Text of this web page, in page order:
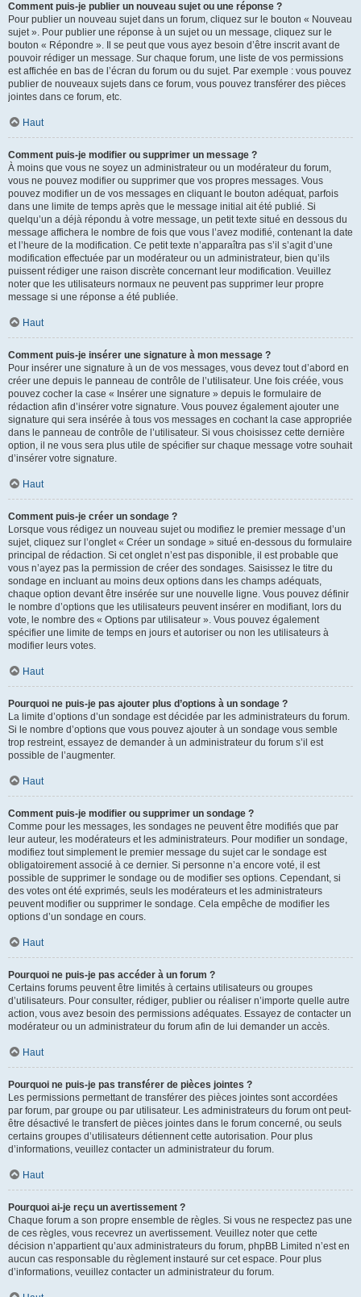
Comment puis-je publier un nouveau sujet ou une réponse ?
Pour publier un nouveau sujet dans un forum, cliquez sur le bouton « Nouveau
sujet ». Pour publier une réponse à un sujet ou un message, cliquez sur le
bouton « Répondre ». Il se peut que vous ayez besoin d’être inscrit avant de
pouvoir rédiger un message. Sur chaque forum, une liste de vos permissions
est affichée en bas de l’écran du forum ou du sujet. Par exemple : vous pouvez
publier de nouveaux sujets dans ce forum, vous pouvez transférer des pièces
jointes dans ce forum, etc.
Haut
Comment puis-je modifier ou supprimer un message ?
À moins que vous ne soyez un administrateur ou un modérateur du forum,
vous ne pouvez modifier ou supprimer que vos propres messages. Vous
pouvez modifier un de vos messages en cliquant le bouton adéquat, parfois
dans une limite de temps après que le message initial ait été publié. Si
quelqu’un a déjà répondu à votre message, un petit texte situé en dessous du
message affichera le nombre de fois que vous l’avez modifié, contenant la date
et l’heure de la modification. Ce petit texte n’apparaîtra pas s’il s’agit d’une
modification effectuée par un modérateur ou un administrateur, bien qu’ils
puissent rédiger une raison discrète concernant leur modification. Veuillez
noter que les utilisateurs normaux ne peuvent pas supprimer leur propre
message si une réponse a été publiée.
Haut
Comment puis-je insérer une signature à mon message ?
Pour insérer une signature à un de vos messages, vous devez tout d’abord en
créer une depuis le panneau de contrôle de l’utilisateur. Une fois créée, vous
pouvez cocher la case « Insérer une signature » depuis le formulaire de
rédaction afin d’insérer votre signature. Vous pouvez également ajouter une
signature qui sera insérée à tous vos messages en cochant la case appropriée
dans le panneau de contrôle de l’utilisateur. Si vous choisissez cette dernière
option, il ne vous sera plus utile de spécifier sur chaque message votre souhait
d’insérer votre signature.
Haut
Comment puis-je créer un sondage ?
Lorsque vous rédigez un nouveau sujet ou modifiez le premier message d’un
sujet, cliquez sur l’onglet « Créer un sondage » situé en-dessous du formulaire
principal de rédaction. Si cet onglet n’est pas disponible, il est probable que
vous n’ayez pas la permission de créer des sondages. Saisissez le titre du
sondage en incluant au moins deux options dans les champs adéquats,
chaque option devant être insérée sur une nouvelle ligne. Vous pouvez définir
le nombre d’options que les utilisateurs peuvent insérer en modifiant, lors du
vote, le nombre des « Options par utilisateur ». Vous pouvez également
spécifier une limite de temps en jours et autoriser ou non les utilisateurs à
modifier leurs votes.
Haut
Pourquoi ne puis-je pas ajouter plus d’options à un sondage ?
La limite d’options d’un sondage est décidée par les administrateurs du forum.
Si le nombre d’options que vous pouvez ajouter à un sondage vous semble
trop restreint, essayez de demander à un administrateur du forum s’il est
possible de l’augmenter.
Haut
Comment puis-je modifier ou supprimer un sondage ?
Comme pour les messages, les sondages ne peuvent être modifiés que par
leur auteur, les modérateurs et les administrateurs. Pour modifier un sondage,
modifiez tout simplement le premier message du sujet car le sondage est
obligatoirement associé à ce dernier. Si personne n’a encore voté, il est
possible de supprimer le sondage ou de modifier ses options. Cependant, si
des votes ont été exprimés, seuls les modérateurs et les administrateurs
peuvent modifier ou supprimer le sondage. Cela empêche de modifier les
options d’un sondage en cours.
Haut
Pourquoi ne puis-je pas accéder à un forum ?
Certains forums peuvent être limités à certains utilisateurs ou groupes
d’utilisateurs. Pour consulter, rédiger, publier ou réaliser n’importe quelle autre
action, vous avez besoin des permissions adéquates. Essayez de contacter un
modérateur ou un administrateur du forum afin de lui demander un accès.
Haut
Pourquoi ne puis-je pas transférer de pièces jointes ?
Les permissions permettant de transférer des pièces jointes sont accordées
par forum, par groupe ou par utilisateur. Les administrateurs du forum ont peut-
être désactivé le transfert de pièces jointes dans le forum concerné, ou seuls
certains groupes d’utilisateurs détiennent cette autorisation. Pour plus
d’informations, veuillez contacter un administrateur du forum.
Haut
Pourquoi ai-je reçu un avertissement ?
Chaque forum a son propre ensemble de règles. Si vous ne respectez pas une
de ces règles, vous recevrez un avertissement. Veuillez noter que cette
décision n’appartient qu’aux administrateurs du forum, phpBB Limited n’est en
aucun cas responsable du règlement instauré sur cet espace. Pour plus
d’informations, veuillez contacter un administrateur du forum.